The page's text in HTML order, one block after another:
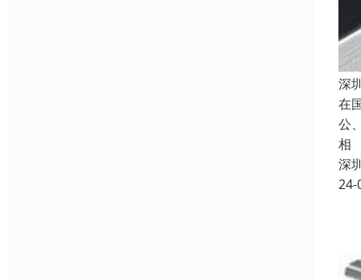
深
在
公
相
深
24-